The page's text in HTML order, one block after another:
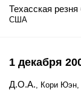
Техасская
США
1 декабря
Д.О.А., Кори Юэн,